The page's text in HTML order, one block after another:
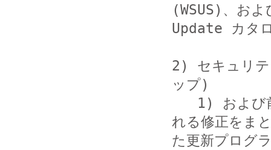
(WSUS)、お
Update カタ
2) セキュリテ
ップ)
れる修正をま
た更新プログ